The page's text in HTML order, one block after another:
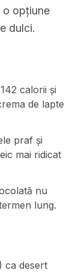
o opțiune
dulci.
calorii și
de lapte
praf și
mai ridicat
nu
lung.
ca desert